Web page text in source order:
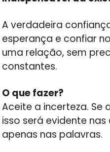
A verdadeira
esperança e confiar
uma relação, sem
constantes.
O que fazer?
Aceite a incerteza. Se
isso será evidente
apenas nas palavras.